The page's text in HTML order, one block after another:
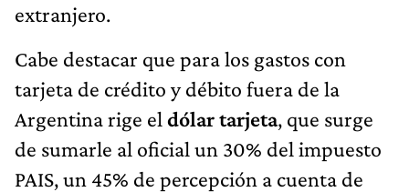
extranjero.
Cabe destacar que para los gastos con
tarjeta de crédito y débito fuera de la
Argentina rige el dólar tarjeta, que surge
de sumarle al oficial un 30% del impuesto
PAIS, un 45% de percepción a cuenta de